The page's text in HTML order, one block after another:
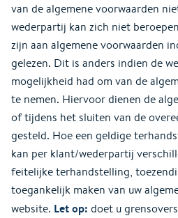
van de algemene voorwaarden
wederpartij kan zich niet
zijn aan algemene voorwaarden
gelezen. Dit is anders indien de
mogelijkheid had om van de
te nemen. Hiervoor dienen de
of tijdens het sluiten van de
gesteld. Hoe een geldige
kan per klant/wederpartij
feitelijke terhandstelling,
toegankelijk maken van uw
website. Let op: doet u